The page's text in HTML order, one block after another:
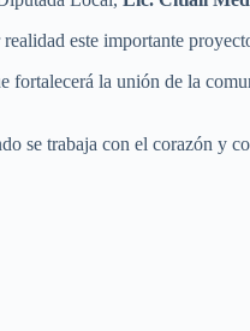
este importante
fortalecerá la unión de la
se trabaja con el corazón y